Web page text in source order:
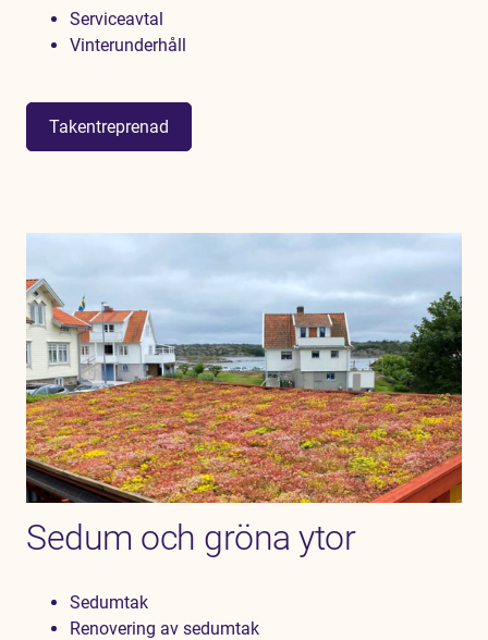
Serviceavtal
Vinterunderhåll
Takentreprenad
Sedum och gröna ytor
Sedumtak
Renovering av sedumtak